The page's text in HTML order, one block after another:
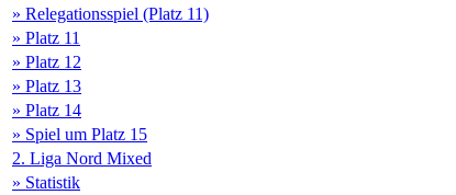
» Relegationsspiel (Platz 11)
» Platz 11
» Platz 12
» Platz 13
» Platz 14
» Spiel um Platz 15
2. Liga Nord Mixed
» Statistik